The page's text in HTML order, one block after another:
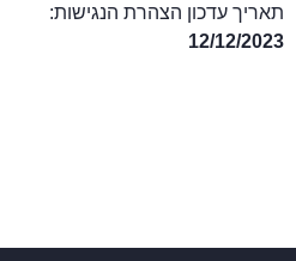
תאריך עדכון הצהרת הנגישות:
12/12/2023